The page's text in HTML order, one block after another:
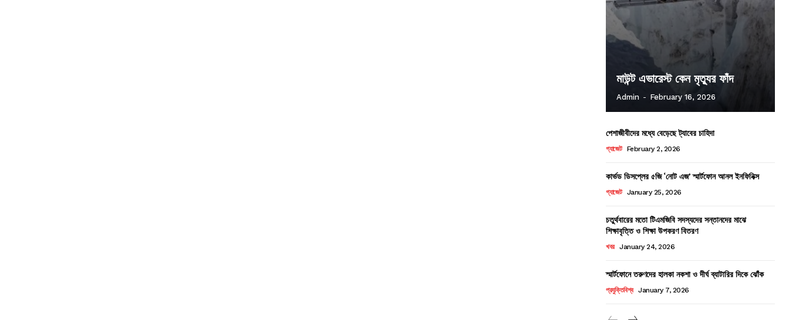
মাউন্ট এভারেস্ট কেন মৃত্যুর ফাঁদ
Admin - February 16, 2026
পেশাজীবীদের মধ্যে বেড়েছে ট্যাবের চাহিদা
গ্যাজেট February 2, 2026
কার্ভড ডিসপ্লের ৫জি ‘নোট এজ’ স্মার্টফোন আনল ইনফিনিক্স
গ্যাজেট January 25, 2026
চতুর্থবারের মতো টিএমজিবি সদস্যদের সন্তানদের মাঝে
শিক্ষাবৃত্তি ও শিক্ষা উপকরণ বিতরণ
খবর January 24, 2026
স্মার্টফোনে তরুণদের হালকা নকশা ও দীর্ঘ ব্যাটারির দিকে ঝোঁক
প্রযুক্তিবিশ্ব January 7, 2026